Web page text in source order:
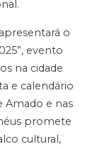
o
evento
na cidade
e calendário
Amado e nas
promete
cultural,